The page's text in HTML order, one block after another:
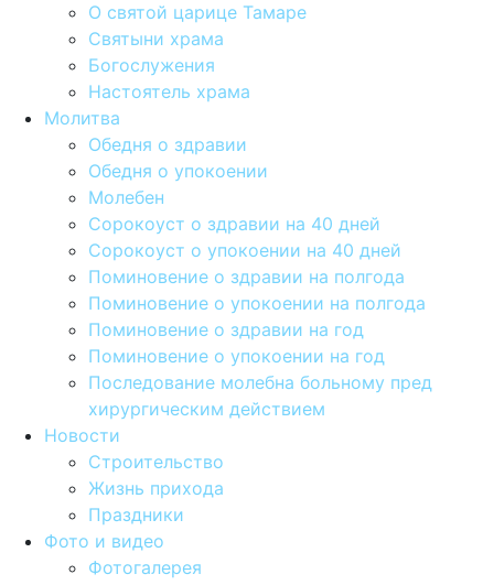
О святой царице Тамаре
Святыни храма
Богослужения
Настоятель храма
Молитва
Обедня о здравии
Обедня о упокоении
Молебен
Сорокоуст о здравии на 40 дней
Сорокоуст о упокоении на 40 дней
Поминовение о здравии на полгода
Поминовение о упокоении на полгода
Поминовение о здравии на год
Поминовение о упокоении на год
Последование молебна больному пред
хирургическим действием
Новости
Строительство
Жизнь прихода
Праздники
Фото и видео
Фотогалерея